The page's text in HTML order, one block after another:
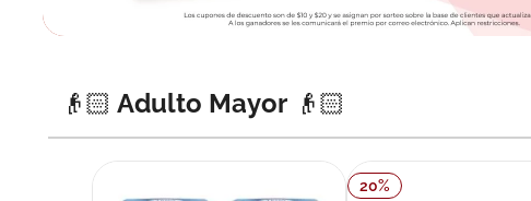
👴🏻 Adulto Mayor 👴🏻
20%